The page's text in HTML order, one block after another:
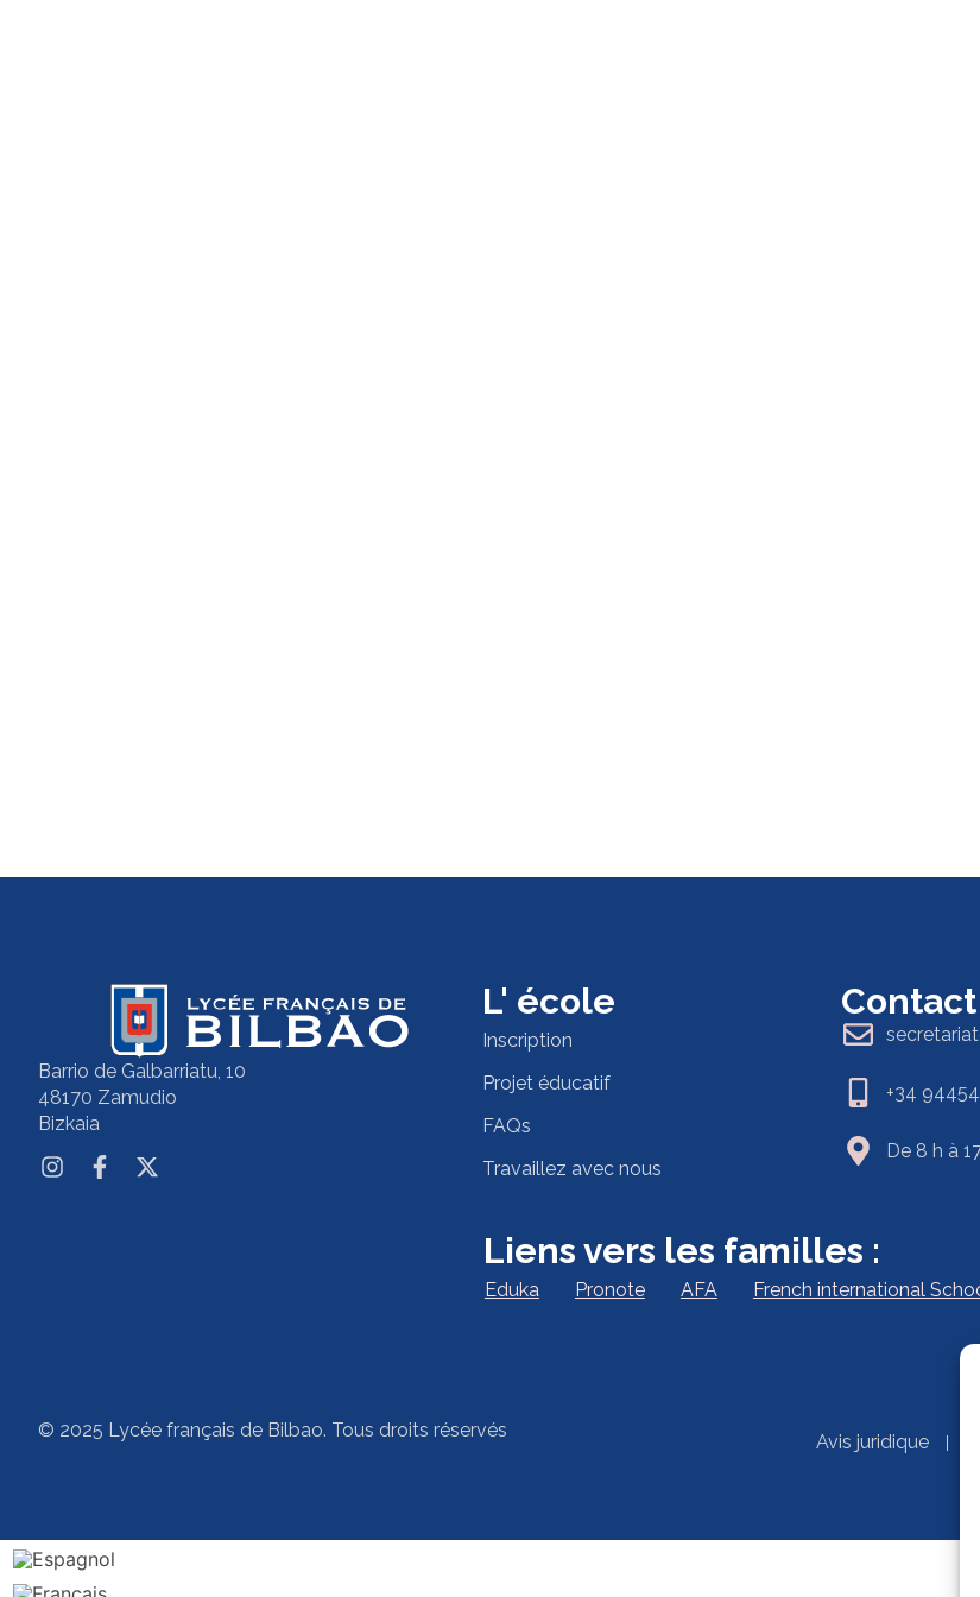
Barrio de Galbarriatu, 10
48170 Zamudio
Bizkaia
L' école
Inscription
Projet éducatif
FAQs
Travaillez avec nous
Contact
+34
De 8 h à
Liens vers les familles :
Eduka Pronote AFA French international
© 2025 Lycée français de Bilbao. Tous droits réservés
Avis juridique